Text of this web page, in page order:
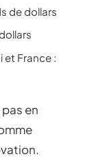
de dollars
et France :
en